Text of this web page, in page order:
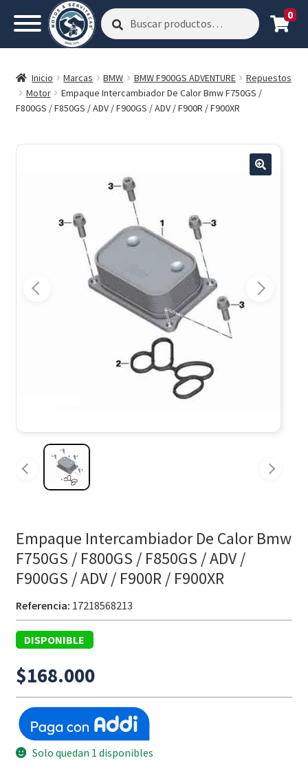
Buscar
por:
Buscar 0
Inicio Marcas BMW BMW F900GS ADVENTURE
Repuestos
Motor
Empaque Intercambiador De Calor Bmw F750GS /
F800GS / F850GS / ADV / F900GS / ADV / F900R / F900XR
Empaque Intercambiador De Calor Bmw
F750GS / F800GS / F850GS / ADV /
F900GS / ADV / F900R / F900XR
Referencia: 17218568213
DISPONIBLE
$168.000
Solo quedan 1 disponibles